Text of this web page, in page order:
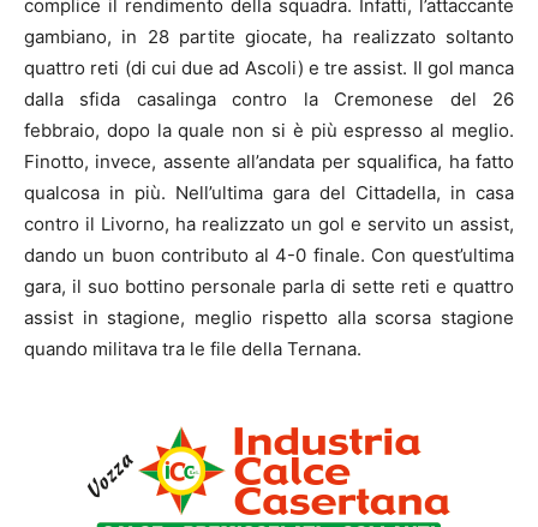
complice il rendimento della squadra. Infatti, l’attaccante
gambiano, in 28 partite giocate, ha realizzato soltanto
quattro reti (di cui due ad Ascoli) e tre assist. Il gol manca
dalla sfida casalinga contro la Cremonese del 26
febbraio, dopo la quale non si è più espresso al meglio.
Finotto, invece, assente all’andata per squalifica, ha fatto
qualcosa in più. Nell’ultima gara del Cittadella, in casa
contro il Livorno, ha realizzato un gol e servito un assist,
dando un buon contributo al 4-0 finale. Con quest’ultima
gara, il suo bottino personale parla di sette reti e quattro
assist in stagione, meglio rispetto alla scorsa stagione
quando militava tra le file della Ternana.